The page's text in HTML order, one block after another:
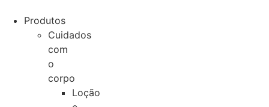
Produtos
Cuidados
com
o
corpo
Loção